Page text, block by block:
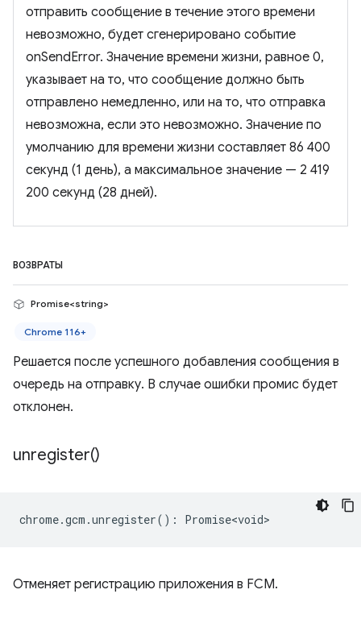
отправить сообщение в течение этого времени
невозможно, будет сгенерировано событие
onSendError. Значение времени жизни, равное 0,
указывает на то, что сообщение должно быть
отправлено немедленно, или на то, что отправка
невозможна, если это невозможно. Значение по
умолчанию для времени жизни составляет 86 400
секунд (1 день), а максимальное значение — 2 419
200 секунд (28 дней).
ВОЗВРАТЫ
Promise<string>
Chrome 116+
Решается после успешного добавления сообщения в
очередь на отправку. В случае ошибки промис будет
отклонен.
unregister()
chrome.gcm .unregister() : Promise<void>
Отменяет регистрацию приложения в FCM.